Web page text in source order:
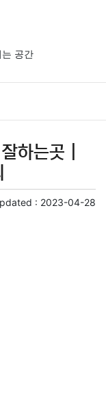
는 공간
하는곳 |
: 2023-04-28